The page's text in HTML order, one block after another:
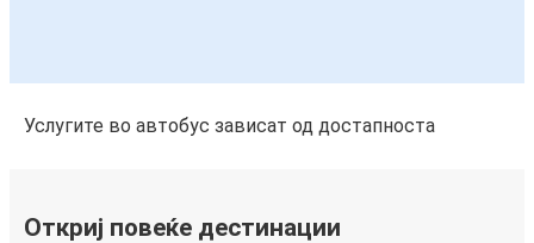
Услугите во автобус зависат од достапноста
Откриј повеќе дестинации